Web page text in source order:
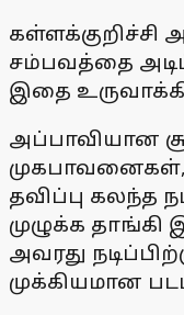
சம்பவத்தை
இதை
அப்பாவியான
தவிப்பு கலந்த
முழுக்க தாங்கி
அவரது
முக்கியமான